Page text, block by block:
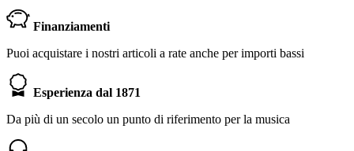
Finanziamenti
Puoi acquistare i nostri articoli a rate anche per importi bassi
Esperienza dal 1871
Da più di un secolo un punto di riferimento per la musica